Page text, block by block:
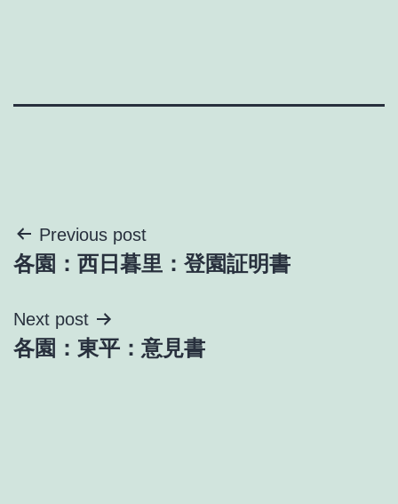
投
稿
ナ
ビ
Previous post
各園：西日暮里：登園証明書
Next post
各園：東平：意見書